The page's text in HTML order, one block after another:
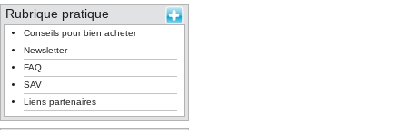
Rubrique pratique
Conseils pour bien acheter
Newsletter
FAQ
SAV
Liens partenaires